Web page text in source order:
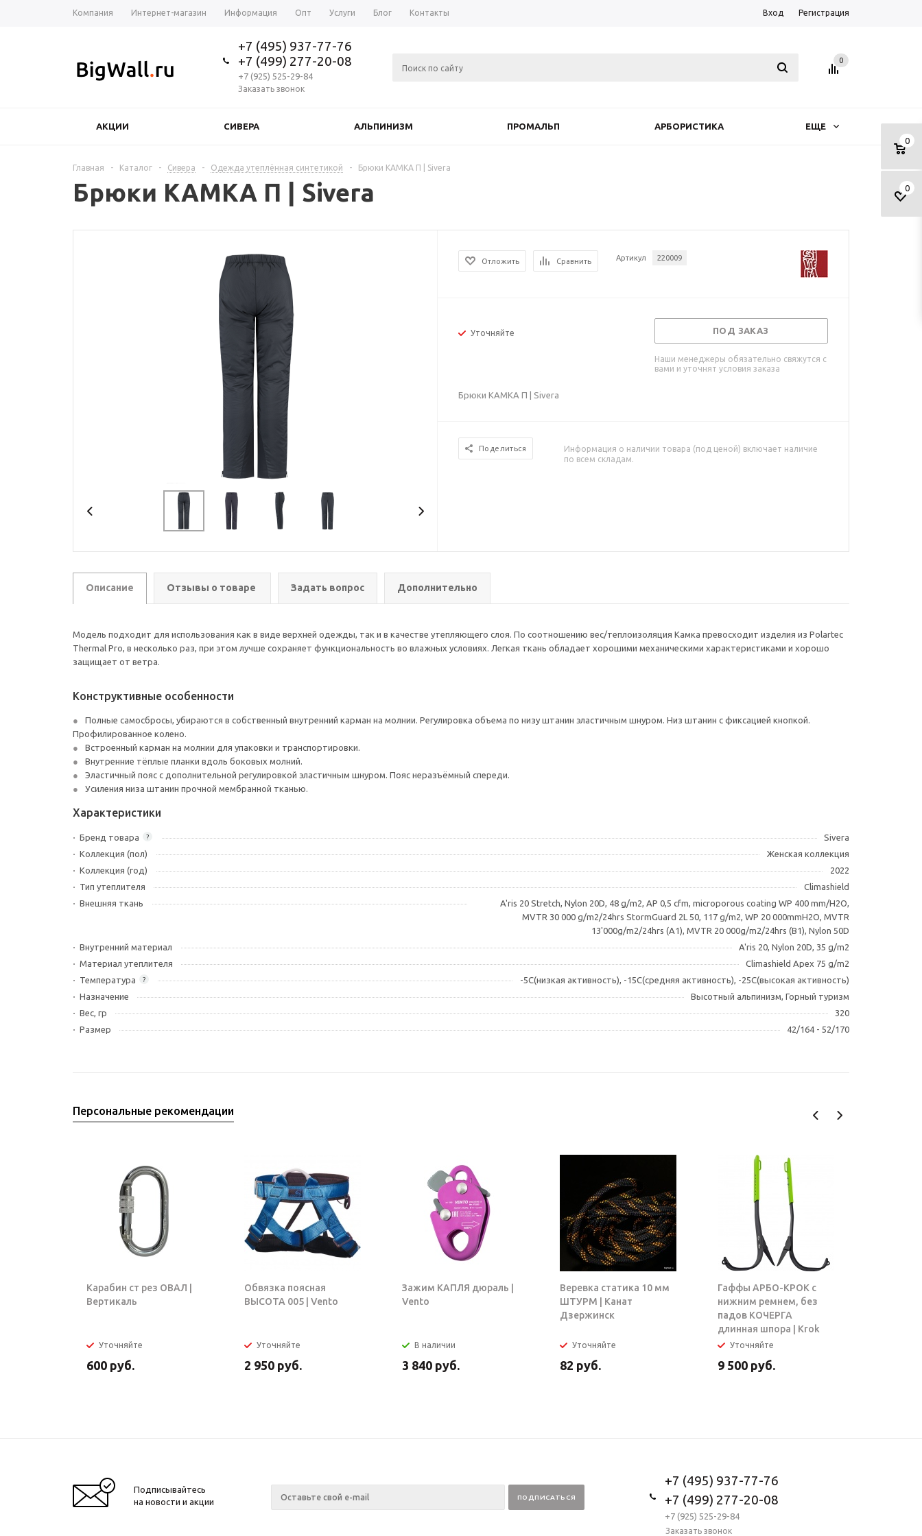
Компания Интернет-магазин Информация Опт Услуги Блог Контакты Вход Регистрация
+7 (495) 937-77-76
+7 (499) 277-20-08
+7 (925) 525-29-84
Заказать звонок
0
0
0
АКЦИИ СИВЕРА АЛЬПИНИЗМ ПРОМАЛЬП АРБОРИСТИКА ЕЩЕ
Главная - Каталог - Сивера - Одежда утеплённая синтетикой - Брюки КАМКА П | Sivera
Брюки КАМКА П | Sivera
Отложить Сравнить Артикул 220009
Уточняйте ПОД ЗАКАЗ
Наши менеджеры обязательно свяжутся с
вами и уточнят условия заказа
Брюки КАМКА П | Sivera
Поделиться
Информация о наличии товара (под ценой) включает наличие
по всем складам.
Описание Отзывы о товаре Задать вопрос Дополнительно
Модель подходит для использования как в виде верхней одежды, так и в качестве утепляющего слоя. По соотношению вес/теплоизоляция Камка превосходит изделия из Polartec
Thermal Pro, в несколько раз, при этом лучше сохраняет функциональность во влажных условиях. Легкая ткань обладает хорошими механическими характеристиками и хорошо
защищает от ветра.
Конструктивные особенности
Полные самосбросы, убираются в собственный внутренний карман на молнии. Регулировка объема по низу штанин эластичным шнуром. Низ штанин с фиксацией кнопкой.
Профилированное колено.
Встроенный карман на молнии для упаковки и транспортировки.
Внутренние тёплые планки вдоль боковых молний.
Эластичный пояс с дополнительной регулировкой эластичным шнуром. Пояс неразъёмный спереди.
Усиления низа штанин прочной мембранной тканью.
Характеристики
?
Бренд товара
Sivera
Коллекция (пол)
Женская коллекция
Коллекция (год)
2022
Тип утеплителя
Climashield
Внешняя ткань
A'ris 20 Stretch, Nylon 20D, 48 g/m2, AP 0,5 cfm, microporous coating WP 400 mm/H2O,
MVTR 30 000 g/m2/24hrs StormGuard 2L 50, 117 g/m2, WP 20 000mmH2O, MVTR
13'000g/m2/24hrs (A1), MVTR 20 000g/m2/24hrs (B1), Nylon 50D
Внутренний материал
A'ris 20, Nylon 20D, 35 g/m2
Материал утеплителя
Climashield Apex 75 g/m2
?
Температура
-5С(низкая активность), -15C(средняя активность), -25C(высокая активность)
Назначение
Высотный альпинизм, Горный туризм
Вес, гр
320
Размер
42/164 - 52/170
Персональные рекомендации
Карабин ст рез ОВАЛ |
Вертикаль
Уточняйте
600 руб.
Обвязка поясная
ВЫСОТА 005 | Vento
Уточняйте
2 950 руб.
Зажим КАПЛЯ дюраль |
Vento
В наличии
3 840 руб.
Веревка статика 10 мм
ШТУРМ | Канат
Дзержинск
Уточняйте
82 руб.
Гаффы АРБО-КРОК с
нижним ремнем, без
падов КОЧЕРГА
длинная шпора | Krok
Уточняйте
9 500 руб.
Подписывайтесь
на новости и акции
+7 (495) 937-77-76
+7 (499) 277-20-08
+7 (925) 525-29-84
Заказать звонок